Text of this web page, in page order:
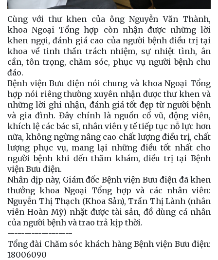
Cùng với thư khen của ông Nguyễn Văn Thành,
khoa Ngoại Tổng hợp còn nhận được những lời
khen ngợi, đánh giá cao của người bệnh điều trị tại
khoa về tinh thần trách nhiệm, sự nhiệt tình, ân
cần, tôn trọng, chăm sóc, phục vụ người bệnh chu
đáo.
Bệnh viện Bưu điện nói chung và khoa Ngoại Tổng
hợp nói riêng thường xuyên nhận được thư khen và
những lời ghi nhận, đánh giá tốt đẹp từ người bệnh
và gia đình. Đây chính là nguồn cổ vũ, động viên,
khích lệ các bác sĩ, nhân viên y tế tiếp tục nỗ lực hơn
nữa, không ngừng nâng cao chất lượng điều trị, chất
lượng phục vụ, mang lại những điều tốt nhất cho
người bệnh khi đến thăm khám, điều trị tại Bệnh
viện Bưu điện.
Nhân dịp này, Giám đốc Bệnh viện Bưu điện đã khen
thưởng khoa Ngoại Tổng hợp và các nhân viên:
Nguyễn Thị Thạch (Khoa Sản), Trần Thị Lành (nhân
viên Hoàn Mỹ) nhặt được tài sản, đồ dùng cá nhân
của người bệnh và trao trả kịp thời.
-------------------
Tổng đài Chăm sóc khách hàng Bệnh viện Bưu điện:
18006090